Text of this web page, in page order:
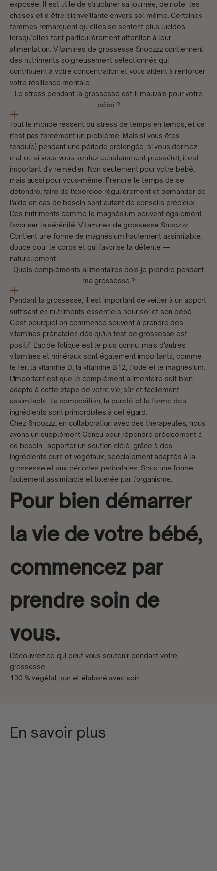
exposée. Il est utile de structurer sa journée, de noter les
choses et d’être bienveillante envers soi-même. Certaines
femmes remarquent qu’elles se sentent plus lucides
lorsqu’elles font particulièrement attention à leur
alimentation. Vitamines de grossesse Snoozzz contiennent
des nutriments soigneusement sélectionnés qui
contribuent à votre concentration et vous aident à renforcer
votre résilience mentale.
Le stress pendant la grossesse est-il mauvais pour votre
bébé ?
Tout le monde ressent du stress de temps en temps, et ce
n'est pas forcément un problème. Mais si vous êtes
tendu(e) pendant une période prolongée, si vous dormez
mal ou si vous vous sentez constamment pressé(e), il est
important d'y remédier. Non seulement pour votre bébé,
mais aussi pour vous-même. Prendre le temps de se
détendre, faire de l'exercice régulièrement et demander de
l'aide en cas de besoin sont autant de conseils précieux.
Des nutriments comme le magnésium peuvent également
favoriser la sérénité. Vitamines de grossesse Snoozzz
Contient une forme de magnésium hautement assimilable,
douce pour le corps et qui favorise la détente —
naturellement.
Quels compléments alimentaires dois-je prendre pendant
ma grossesse ?
Pendant la grossesse, il est important de veiller à un apport
suffisant en nutriments essentiels pour soi et son bébé.
C'est pourquoi on commence souvent à prendre des
vitamines prénatales dès qu'un test de grossesse est
positif. L'acide folique est le plus connu, mais d'autres
vitamines et minéraux sont également importants, comme
le fer, la vitamine D, la vitamine B12, l'iode et le magnésium.
L'important est que le complément alimentaire soit bien
adapté à cette étape de votre vie, sûr et facilement
assimilable. La composition, la pureté et la forme des
ingrédients sont primordiales à cet égard.
Chez Snoozzz, en collaboration avec des thérapeutes, nous
avons un supplément Conçu pour répondre précisément à
ce besoin : apporter un soutien ciblé, grâce à des
ingrédients purs et végétaux, spécialement adaptés à la
grossesse et aux périodes périnatales. Sous une forme
facilement assimilable et tolérée par l'organisme.
Pour bien démarrer
la vie de votre bébé,
commencez par
prendre soin de
vous.
Découvrez ce qui peut vous soutenir pendant votre
grossesse.
100 % végétal, pur et élaboré avec soin
En savoir plus